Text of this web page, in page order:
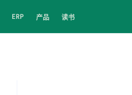
ERP 产品 读书